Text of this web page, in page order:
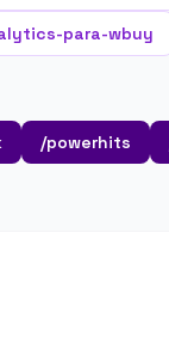
para-wbuy
/powerhits